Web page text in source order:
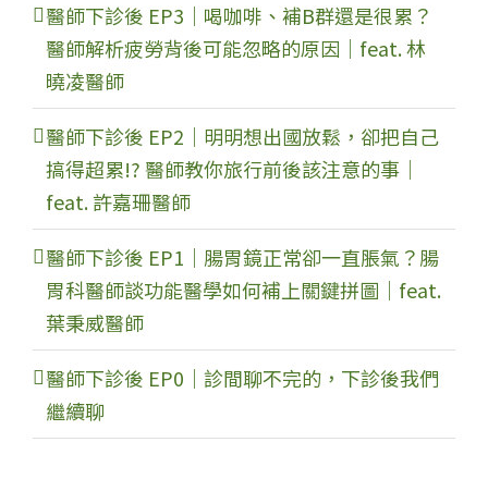
醫師下診後 EP3｜喝咖啡、補B群還是很累？
醫師解析疲勞背後可能忽略的原因｜feat. 林
曉凌醫師
醫師下診後 EP2｜明明想出國放鬆，卻把自己
搞得超累!? 醫師教你旅行前後該注意的事｜
feat. 許嘉珊醫師
醫師下診後 EP1｜腸胃鏡正常卻一直脹氣？腸
胃科醫師談功能醫學如何補上關鍵拼圖｜feat.
葉秉威醫師
醫師下診後 EP0｜診間聊不完的，下診後我們
繼續聊